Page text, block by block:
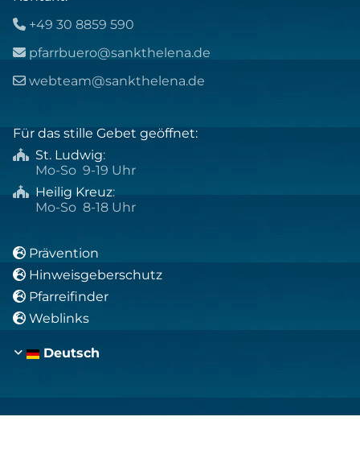
 +49 30 8859 590
 pfarrbuero@sankthelena.de
 webteam@sankthelena.de
Für das stille Gebet geöffnet:
 St. Ludwig:
Mo-So 9-19 Uhr
 Heilig Kreuz:
Mo-So 8-18 Uhr
 Prävention
 Hinweisgeberschutz
 Pfarreifinder
 Weblinks
Deutsch